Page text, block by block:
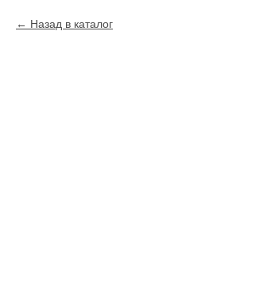
Назад в каталог